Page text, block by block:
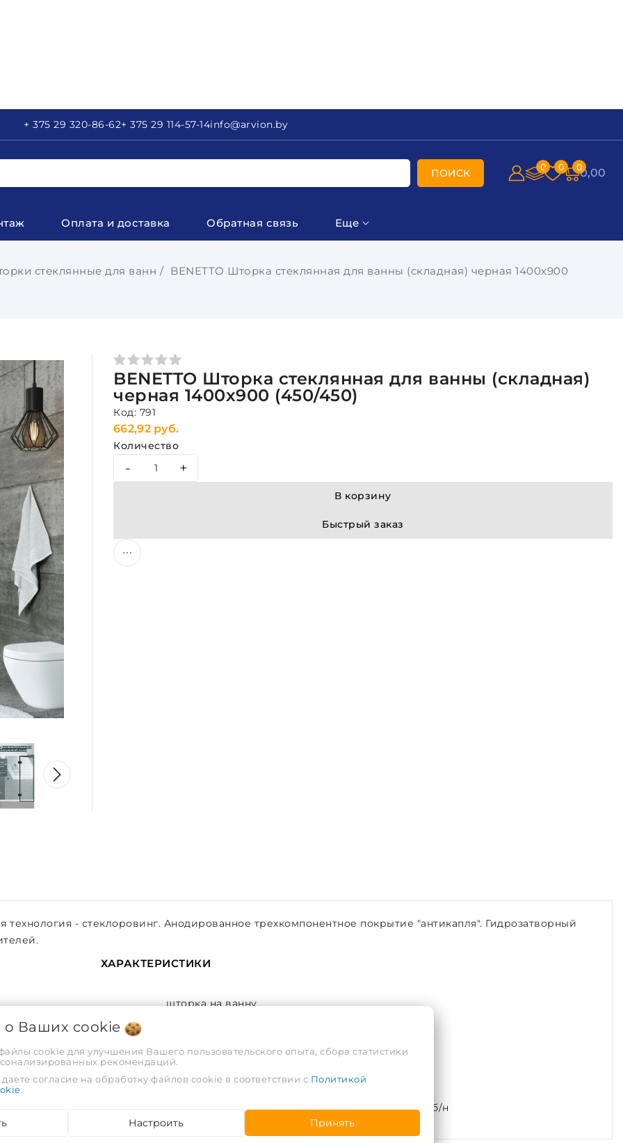
+ 375 29 320-86-62+ 375 29 114-57-14info@arvion.by
ПОИСК 0 0 00,00
Оплата и доставка Обратная связь Еще
стеклянные для ванн
BENETTO Шторка стеклянная для ванны (складная) черная 1400х900
BENETTO Шторка стеклянная для ванны (складная)
черная 1400х900 (450/450)
Код: 791
662,92 руб.
Количество
- +
В корзину
Быстрый заказ
- стеклоровинг. Анодированное трехкомпонентное покрытие "антикапля". Гидрозатворный
ХАРАКТЕРИСТИКИ
шторка на ванну
ООО "АРВИОН", г. Гомель, ул. Подгорная, 2, пом. б/н
о Ваших cookie
cookie для улучшения Вашего пользовательского опыта, сбора статистики
рекомендаций.
согласие на обработку файлов cookie в соответствии с Политикой
.
Настроить Принять